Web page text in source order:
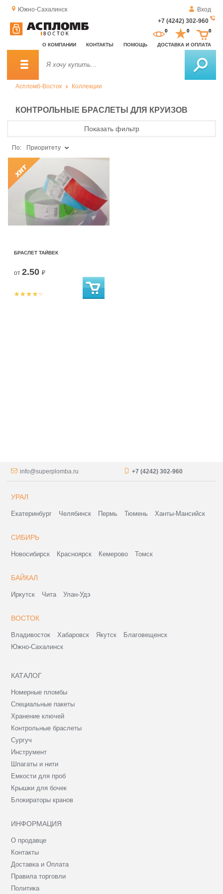
Южно-Сахалинск
Вход
+7 (4242) 302-960
О КОМПАНИИ КОНТАКТЫ ПОМОЩЬ ДОСТАВКА И ОПЛАТА
0 0 0
Аспломб-Восток Коллекции
КОНТРОЛЬНЫЕ БРАСЛЕТЫ ДЛЯ КРУИЗОВ
Показать фильтр
По: Приоритету
БРАСЛЕТ ТАЙВЕК
от 2.50 ₽
info@superplomba.ru +7 (4242) 302-960
УРАЛ
Екатеринбург Челябинск Пермь Тюмень Ханты-Мансийск
СИБИРЬ
Новосибирск Красноярск Кемерово Томск
БАЙКАЛ
Иркутск Чита Улан-Удэ
ВОСТОК
Владивосток Хабаровск Якутск
Благовещенск
Южно-Сахалинск
КАТАЛОГ
Номерные пломбы
Специальные пакеты
Хранение ключей
Контрольные браслеты
Сургуч
Инструмент
Шпагаты и нити
Емкости для проб
Крышки для бочек
Блокираторы кранов
ИНФОРМАЦИЯ
О продавце
Контакты
Доставка и Оплата
Правила торговли
Политика